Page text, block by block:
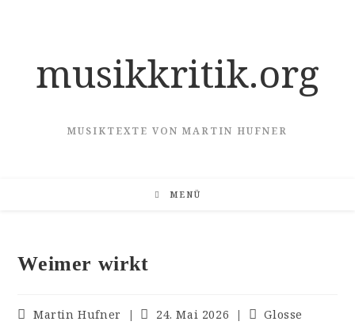
musikkritik.org
MUSIKTEXTE VON MARTIN HUFNER
MENÜ
Weimer wirkt
Beitrags-
Martin Hufner
Beitrag
24. Mai 2026
Beitrags-
Glosse